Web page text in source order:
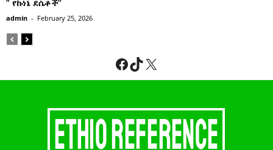
” የኩነኔ ደሴቶች’’
admin - February 25, 2026
Facebook
TikTok
X